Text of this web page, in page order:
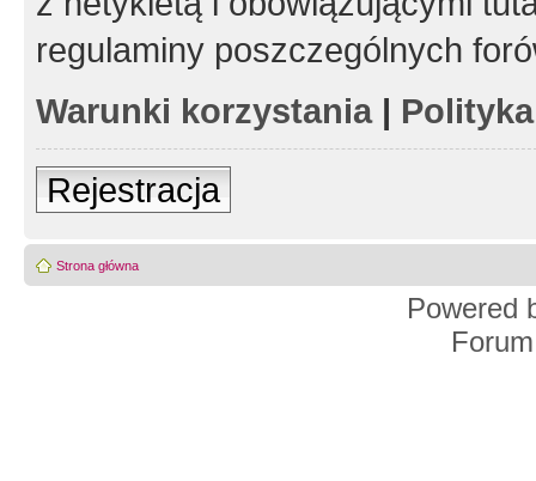
regulaminy poszczególnych
Warunki korzystania|
Rejestracja
Strona główna
Powered